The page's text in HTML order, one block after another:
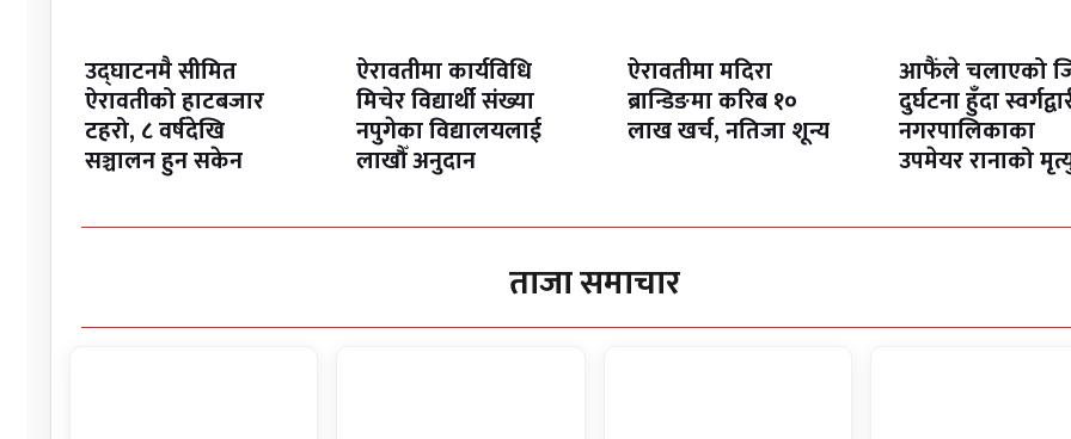
उद्घाटनमै सीमित
ऐरावतीको हाटबजार
टहरो, ८ वर्षदेखि
सञ्चालन हुन सकेन
ऐरावतीमा कार्यविधि
मिचेर विद्यार्थी संख्या
नपुगेका विद्यालयलाई
लाखौँ अनुदान
ऐरावतीमा मदिरा
ब्रान्डिङमा करिब १०
लाख खर्च, नतिजा शून्य
आफैंले चलाएको
दुर्घटना हुँदा
नगरपालिकाका
उपमेयर रानाको
ताजा समाचार